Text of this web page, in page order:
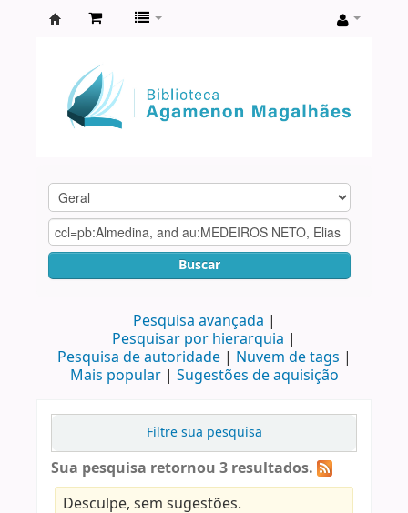
Agamenon
Magalhães
Buscar
Pesquisa avançada
Pesquisar por hierarquia
Pesquisa de autoridade
Nuvem de tags
Mais popular
Sugestões de aquisição
Filtre sua pesquisa
Sua pesquisa retornou 3 resultados.
Desculpe, sem sugestões.